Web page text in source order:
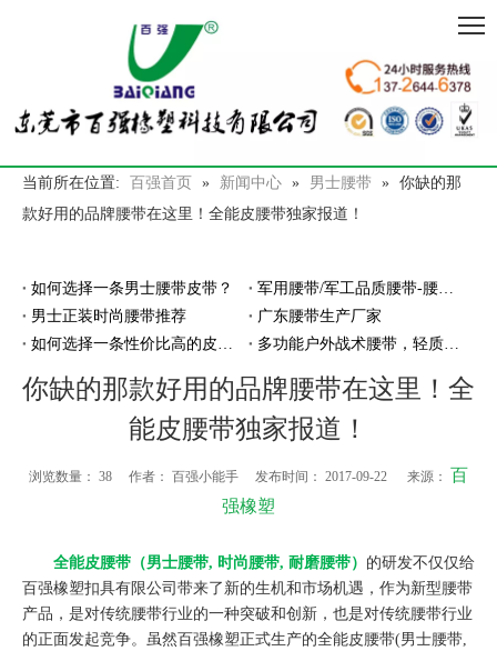
当前所在位置: 百强首页 » 新闻中心 » 男士腰带 » 你缺的那
款好用的品牌腰带在这里！全能皮腰带独家报道！
如何选择一条男士腰带皮带？
军用腰带/军工品质腰带-腰带厂家百强橡塑
男士正装时尚腰带推荐
广东腰带生产厂家
如何选择一条性价比高的皮带腰带？
多功能户外战术腰带，轻质耐磨穿脱超方便
你缺的那款好用的品牌腰带在这里！全
能皮腰带独家报道！
浏览数量： 38 作者： 百强小能手 发布时间： 2017-09-22 来源： 百
强橡塑
全能皮腰带（男士腰带, 时尚腰带, 耐磨腰带） 的研发不仅仅给
百强橡塑扣具有限公司带来了新的生机和市场机遇，作为新型腰带
产品，是对传统腰带行业的一种突破和创新，也是对传统腰带行业
的正面发起竞争。虽然百强橡塑正式生产的全能皮腰带(男士腰带,